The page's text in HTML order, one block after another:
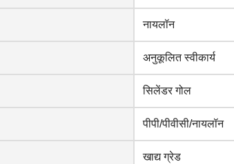
नायलॉन
अनुकूलित स्वीकार्य
सिलेंडर गोल
पीपी/पीवीसी/नायलॉन
खाद्य ग्रेड